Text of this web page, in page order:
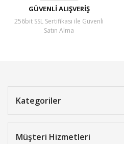
GÜVENLİ ALIŞVERİŞ
256bit SSL Sertifikası ile Güvenli
Satın Alma
Kategoriler
Müşteri Hizmetleri